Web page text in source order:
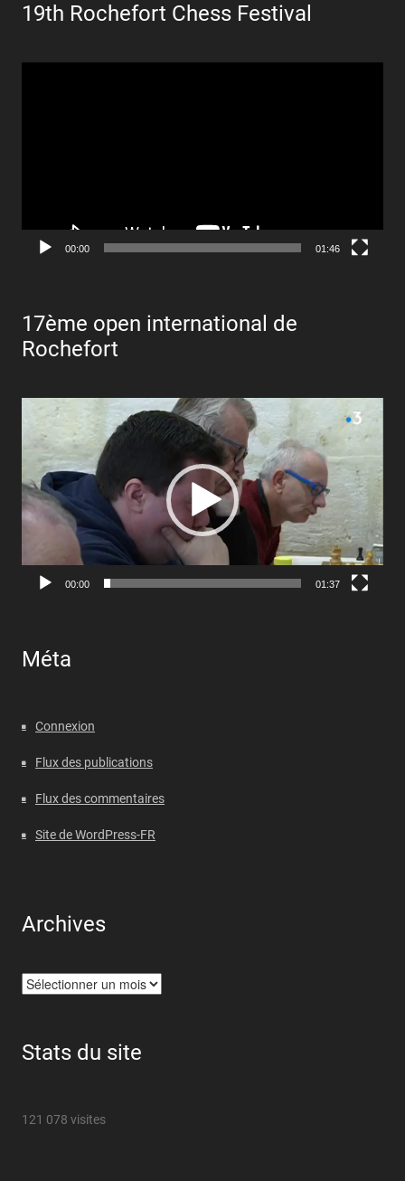
19th Rochefort Chess Festival
00:00 01:46
17ème open international de
Rochefort
Lecteur
00:00 01:37
Méta
Connexion
Flux des publications
Flux des commentaires
Site de WordPress-FR
Archives
Archives
Stats du site
121 078 visites